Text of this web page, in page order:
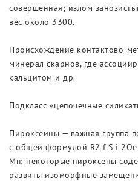
совершенная; излом
вес около 3300.
Происхождение контактово-
минерал скарнов, где
кальцитом и др.
Подкласс «цепочечные
Пироксеины — важная группа
с общей формулой R2 f S i 2Oe
Мп; некоторые пироксены
развиты изоморфные